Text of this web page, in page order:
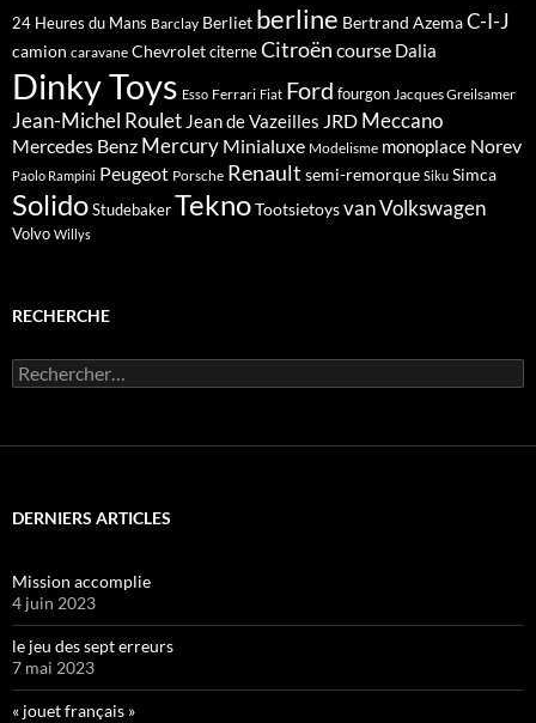
24 Heures du Mans Barclay Berliet berline Bertrand AzemaC-I-J
camion caravane ChevroletciterneCitroën course Dalia
Dinky Toys Esso Ferrari Fiat Ford fourgon Jacques Greilsamer
Jean-Michel Roulet Jean de Vazeilles JRD Meccano
Mercedes Benz Mercury Minialuxe Modelisme monoplace Norev
Paolo Rampini Peugeot Porsche Renault semi-remorque Siku Simca
SolidoStudebakerTeknoTootsietoysvanVolkswagen
Volvo Willys
RECHERCHE
Rechercher :
DERNIERS ARTICLES
Mission accomplie
4 juin 2023
le jeu des sept erreurs
7 mai 2023
« jouet français »